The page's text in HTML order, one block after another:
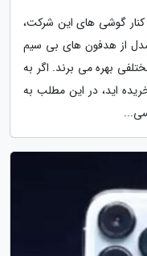
گوشی های این شرکت،
از هدفون های بی سیم
بهره می برند. اگر به
اید، در این مطلب به